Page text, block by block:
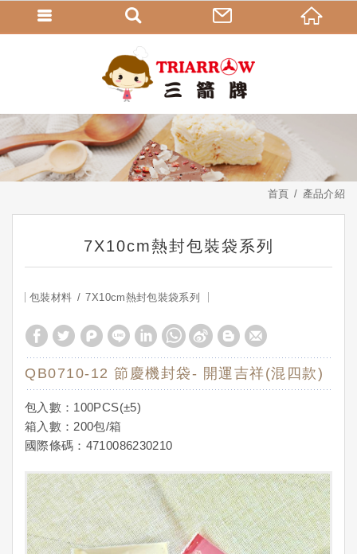
首頁 產品介紹
7X10cm熱封包裝袋系列
包裝材料 7X10cm熱封包裝袋系列
QB0710-12 節慶機封袋- 開運吉祥(混四款)
包入數：100PCS(±5)
箱入數：200包/箱
國際條碼：4710086230210